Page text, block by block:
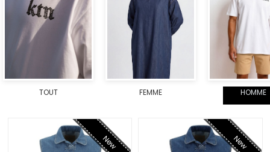
TOUT FEMME HOMME
New New